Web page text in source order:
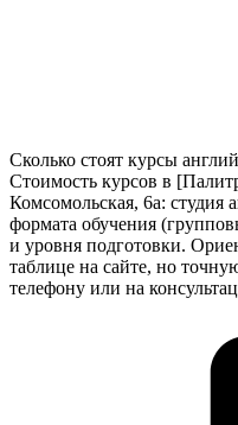
Сколько стоят курсы
Стоимость курсов в
Комсомольская, 6а: студия
формата обучения
и уровня подготовки.
таблице на сайте, но
телефону или на